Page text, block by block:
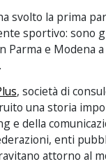
svolto la prima
sportivo: sono
Parma e Modena
, società di
una storia
e della
enti
attorno al